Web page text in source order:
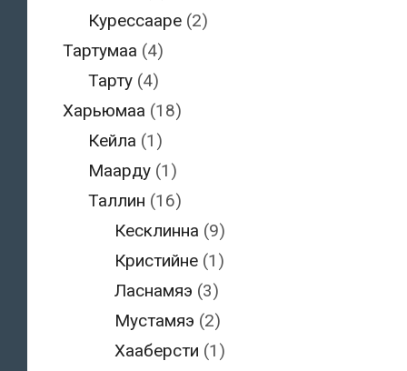
Курессааре (2)
Тартумаа (4)
Тарту (4)
Харьюмаа (18)
Кейла (1)
Маарду (1)
Таллин (16)
Кесклинна (9)
Кристийне(1)
Ласнамяэ (3)
Мустамяэ (2)
Хааберсти (1)